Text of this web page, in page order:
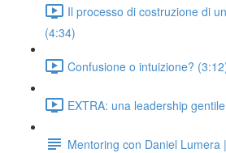
Il processo di costruzione di
(4:34)
Confusione o intuizione?
EXTRA: una leadership
Mentoring con Daniel Lumera